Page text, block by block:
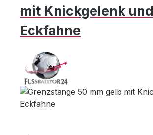
mit Knickgelenk und
Eckfahne
Bildergalerie überspringen